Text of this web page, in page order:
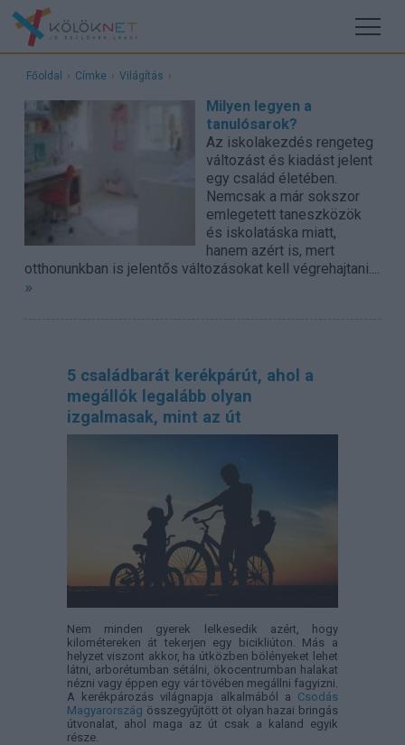
Főoldal › Címke › Világítás ›
Milyen legyen a
tanulósarok?
Az iskolakezdés rengeteg
változást és kiadást jelent
egy család életében.
Nemcsak a már sokszor
emlegetett taneszközök
és iskolatáska miatt,
hanem azért is, mert
otthonunkban is jelentős változásokat kell végrehajtani....
»
5 családbarát kerékpárút, ahol a
megállók legalább olyan
izgalmasak, mint az út
Nem minden gyerek lelkesedik azért, hogy
kilométereken át tekerjen egy bicikliúton. Más a
helyzet viszont akkor, ha útközben bölényeket lehet
látni, arborétumban sétálni, ökocentrumban halakat
nézni vagy éppen egy vár tövében megállni fagyizni.
A kerékpározás világnapja alkalmából a Csodás
Magyarország összegyűjtött öt olyan hazai bringás
útvonalat, ahol maga az út csak a kaland egyik
része.